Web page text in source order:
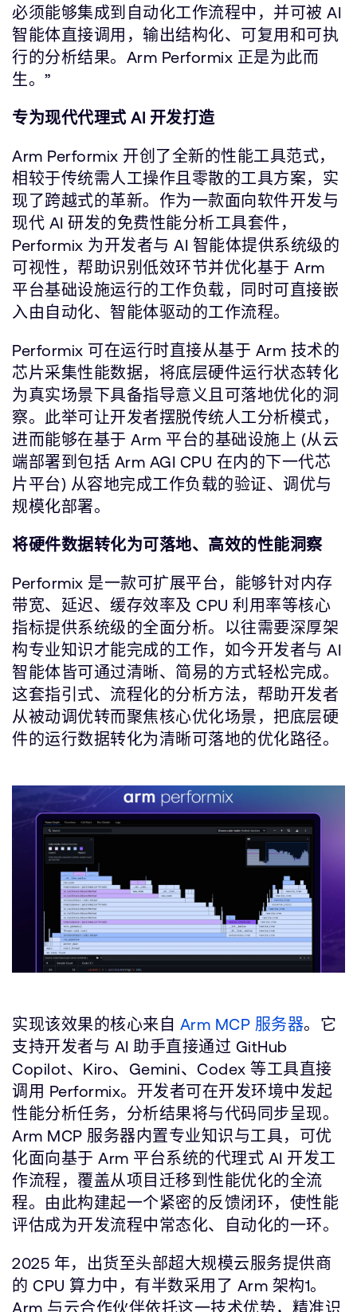
必须能够集成到自动化工作流程中，并可被 AI
智能体直接调用，输出结构化、可复用和可执
行的分析结果。Arm Performix 正是为此而
生。”
专为现代代理式 AI 开发打造
Arm Performix 开创了全新的性能工具范式，
相较于传统需人工操作且零散的工具方案，实
现了跨越式的革新。作为一款面向软件开发与
现代 AI 研发的免费性能分析工具套件，
Performix 为开发者与 AI 智能体提供系统级的
可视性，帮助识别低效环节并优化基于 Arm
平台基础设施运行的工作负载，同时可直接嵌
入由自动化、智能体驱动的工作流程。
Performix 可在运行时直接从基于 Arm 技术的
芯片采集性能数据，将底层硬件运行状态转化
为真实场景下具备指导意义且可落地优化的洞
察。此举可让开发者摆脱传统人工分析模式，
进而能够在基于 Arm 平台的基础设施上 (从云
端部署到包括 Arm AGI CPU 在内的下一代芯
片平台) 从容地完成工作负载的验证、调优与
规模化部署。
将硬件数据转化为可落地、高效的性能洞察
Performix 是一款可扩展平台，能够针对内存
带宽、延迟、缓存效率及 CPU 利用率等核心
指标提供系统级的全面分析。以往需要深厚架
构专业知识才能完成的工作，如今开发者与 AI
智能体皆可通过清晰、简易的方式轻松完成。
这套指引式、流程化的分析方法，帮助开发者
从被动调优转而聚焦核心优化场景，把底层硬
件的运行数据转化为清晰可落地的优化路径。
实现该效果的核心来自 Arm MCP 服务器。它
支持开发者与 AI 助手直接通过 GitHub
Copilot、Kiro、Gemini、Codex 等工具直接
调用 Performix。开发者可在开发环境中发起
性能分析任务，分析结果将与代码同步呈现。
Arm MCP 服务器内置专业知识与工具，可优
化面向基于 Arm 平台系统的代理式 AI 开发工
作流程，覆盖从项目迁移到性能优化的全流
程。由此构建起一个紧密的反馈闭环，使性能
评估成为开发流程中常态化、自动化的一环。
2025 年，出货至头部超大规模云服务提供商
的 CPU 算力中，有半数采用了 Arm 架构1。
Arm 与云合作伙伴依托这一技术优势，精准识